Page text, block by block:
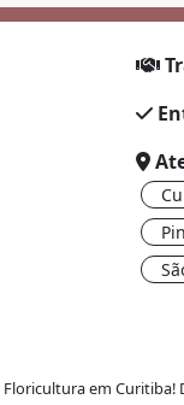
Floricultura em Curitiba!